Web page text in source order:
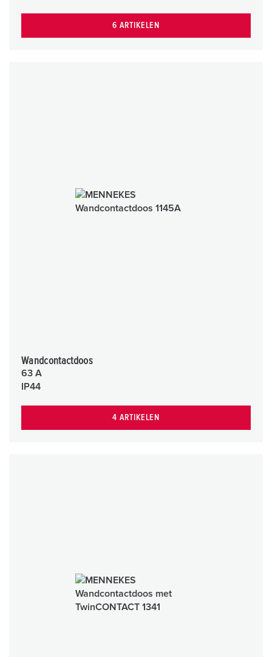
6 ARTIKELEN
Wandcontactdoos
63 A
IP44
4 ARTIKELEN